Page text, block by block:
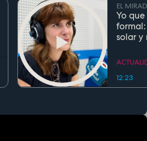
EL
Yo
solar y
12:23